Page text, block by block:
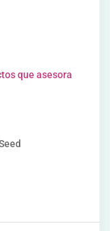
que asesora